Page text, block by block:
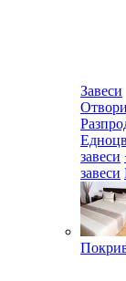
Завеси
завеси
завеси